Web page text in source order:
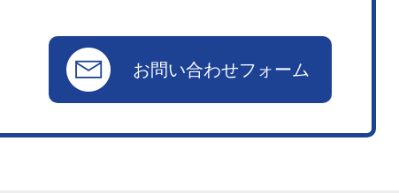
お問い合わせフォーム